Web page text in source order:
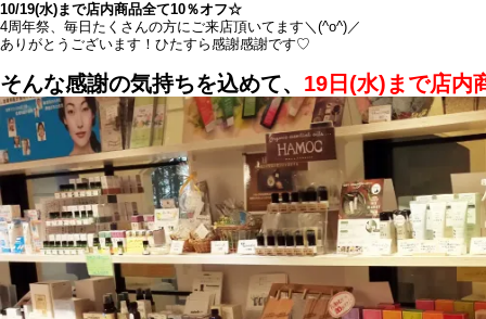
10/19(水)まで店内商品全て10％オフ☆
4周年祭、毎日たくさんの方にご来店頂いてます＼(^o^)／
ありがとうございます！ひたすら感謝感謝です♡
そんな感謝の気持ちを込めて、 19日(水)まで店内